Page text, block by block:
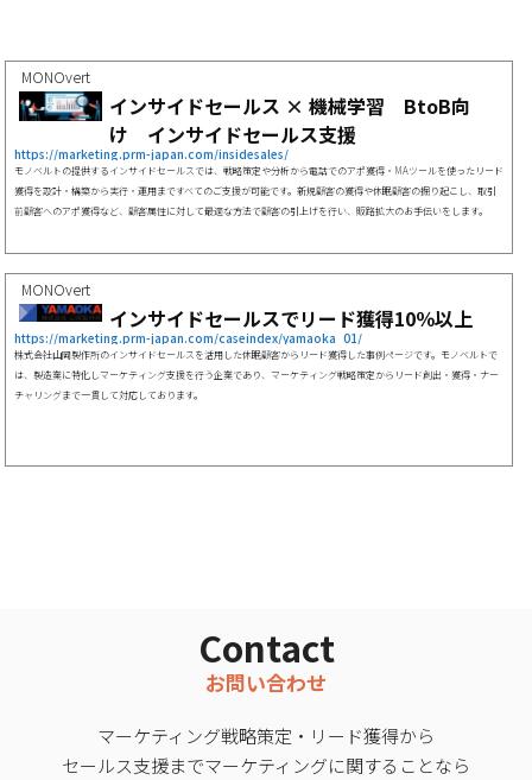
MONOvert
インサイドセールス × 機械学習 BtoB向
け インサイドセールス支援
https://marketing.prm-japan.com/insidesales/
モノベルトの提供するインサイドセールスでは、戦略策定や分析から電話でのアポ獲得・MAツールを使ったリード
獲得を設計・構築から実行・運用まですべてのご支援が可能です。新規顧客の獲得や休眠顧客の掘り起こし、取引
前顧客へのアポ獲得など、顧客属性に対して最適な方法で顧客の引上げを行い、販路拡大のお手伝いをします。
MONOvert
インサイドセールスでリード獲得10％以上
https://marketing.prm-japan.com/caseindex/yamaoka_01/
株式会社山岡製作所のインサイドセールスを活用した休眠顧客からリード獲得した事例ページです。モノベルトで
は、製造業に特化しマーケティング支援を行う企業であり、マーケティング戦略策定からリード創出・獲得・ナー
チャリングまで一貫して対応しております。
Contact
お問い合わせ
マーケティング戦略策定・リード獲得から
セールス支援までマーケティングに関することなら